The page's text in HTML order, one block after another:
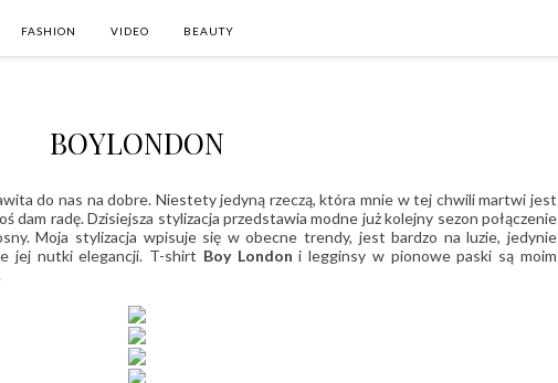
FASHION VIDEO BEAUTY
BOYLONDON
do nas na dobre. Niestety jedyną rzeczą, która mnie w tej chwili martwi jest
dam radę. Dzisiejsza stylizacja przedstawia modne już kolejny sezon połączenie
Moja stylizacja wpisuje się w obecne trendy, jest bardzo na luzie, jedynie
jej nutki elegancji. T-shirt Boy London i legginsy w pionowe paski są moim